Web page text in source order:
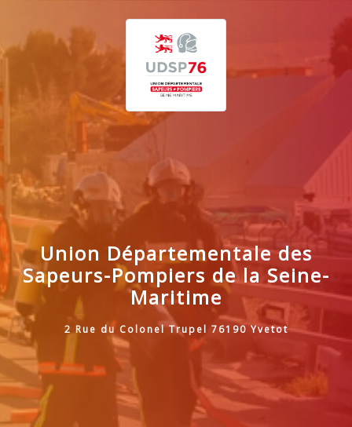
Union Départementale des
Sapeurs-Pompiers de la Seine-
Maritime
2 Rue du Colonel Trupel 76190 Yvetot